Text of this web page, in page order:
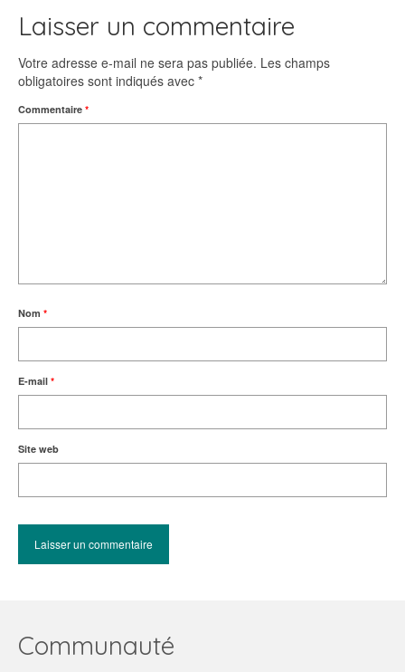
Laisser un commentaire
Votre adresse e-mail ne sera pas publiée. Les champs
obligatoires sont indiqués avec *
Commentaire *
Nom *
E-mail *
Site web
Communauté